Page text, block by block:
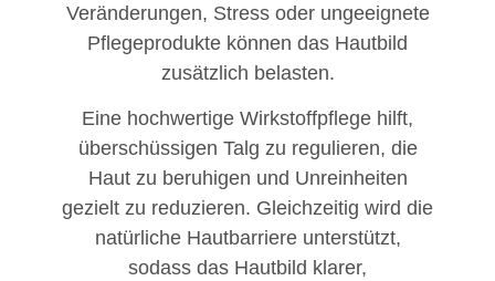
Veränderungen, Stress oder ungeeignete
Pflegeprodukte können das Hautbild
zusätzlich belasten.
Eine hochwertige Wirkstoffpflege hilft,
überschüssigen Talg zu regulieren, die
Haut zu beruhigen und Unreinheiten
gezielt zu reduzieren. Gleichzeitig wird die
natürliche Hautbarriere unterstützt,
sodass das Hautbild klarer,